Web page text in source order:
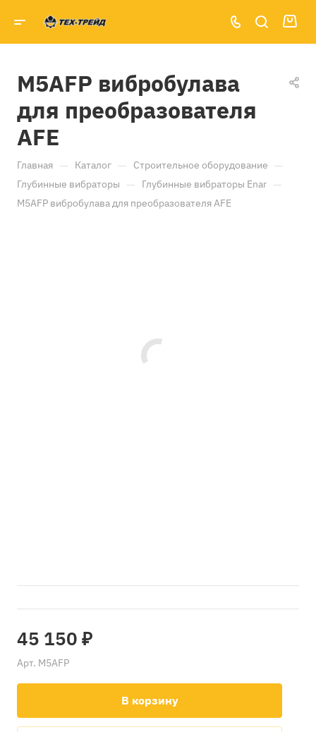
M5AFP вибробулава
для преобразователя
AFE
Главная — Каталог — Строительное оборудование —
Глубинные вибраторы — Глубинные вибраторы Enar —
M5AFP вибробулава для преобразователя AFE
45 150 ₽
Арт. M5AFP
В корзину